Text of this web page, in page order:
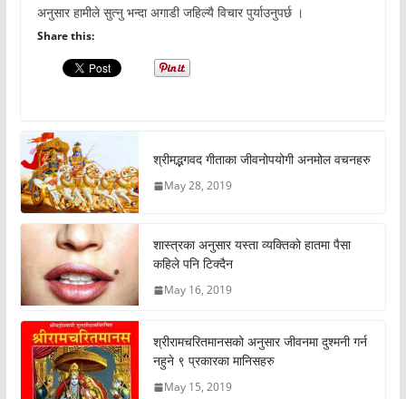
अनुसार हामीले सुत्नु भन्दा अगाडी जहिल्यै विचार पुर्याउनुपर्छ ।
Share this:
श्रीमद्भगवद गीताका जीवनोपयोगी अनमोल वचनहरु
May 28, 2019
शास्त्रका अनुसार यस्ता व्यक्तिको हातमा पैसा
कहिले पनि टिक्दैन
May 16, 2019
श्रीरामचरितमानसको अनुसार जीवनमा दुश्मनी गर्न
नहुने ९ प्रकारका मानिसहरु
May 15, 2019